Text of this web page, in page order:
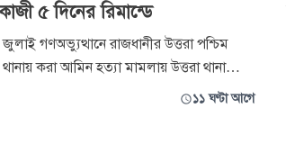
কাজী ৫ দিনের রিমান্ডে
জুলাই গণঅভ্যুত্থানে রাজধানীর উত্তরা পশ্চিম
থানায় করা আমিন হত্যা মামলায় উত্তরা থানা
যুবলীগের সহসভাপতি ও ফরিদপুর জেলা১১ ঘণ্টা আগে